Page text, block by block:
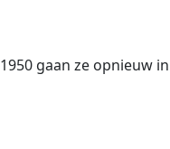
gaan ze opnieuw